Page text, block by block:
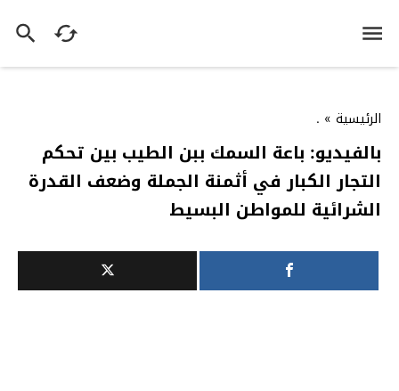
الرئيسية »
.
بالفيديو: باعة السمك ببن الطيب بين تحكم
التجار الكبار في أثمنة الجملة وضعف القدرة
الشرائية للمواطن البسيط